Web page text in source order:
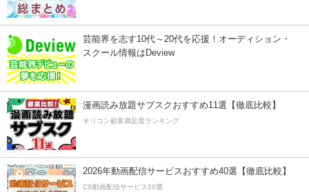
芸能界を志す10代～20代を応援！オーディション・
スクール情報はDeview
漫画読み放題サブスクおすすめ11選【徹底比較】
オリコン顧客満足度ランキング
2026年動画配信サービスおすすめ40選【徹底比較】
CS動画配信サービス20選